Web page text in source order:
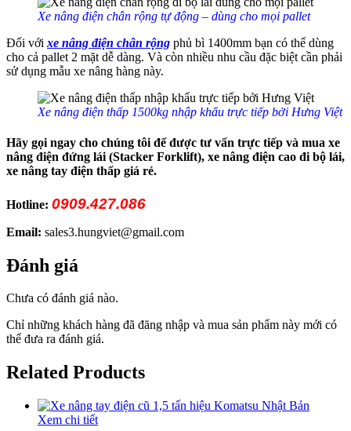
Xe nâng điện chân rộng tự động – dùng cho mọi pallet
Đối với xe nâng điện chân rộng phủ bì 1400mm bạn có thể dùng
cho cả pallet 2 mặt dễ dàng. Và còn nhiều nhu cầu đặc biệt cần phải
sử dụng mẫu xe nâng hàng này.
Xe nâng điện thấp 1500kg nhập khẩu trực tiếp bởi Hưng Việt
Hãy gọi ngay cho chúng tôi để được tư vấn trực tiếp và mua xe
nâng điện đứng lái (Stacker Forklift), xe nâng điện cao đi bộ lái,
xe nâng tay điện thấp giá rẻ.
Hotline: 0909.427.086
Email: sales3.hungviet@gmail.com
Đánh giá
Chưa có đánh giá nào.
Chỉ những khách hàng đã đăng nhập và mua sản phẩm này mới có
thể đưa ra đánh giá.
Related Products
Xem chi tiết